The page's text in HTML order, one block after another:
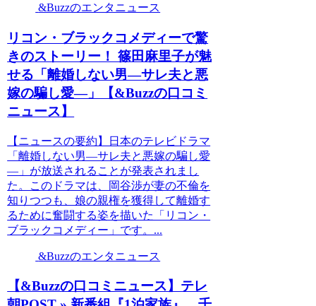
&Buzzのエンタニュース
リコン・ブラックコメディーで驚
きのストーリー！ 篠田麻里子が魅
せる「離婚しない男―サレ夫と悪
嫁の騙し愛―」【&Buzzの口コミ
ニュース】
【ニュースの要約】日本のテレビドラマ
「離婚しない男―サレ夫と悪嫁の騙し愛
―」が放送されることが発表されまし
た。このドラマは、岡谷渉が妻の不倫を
知りつつも、娘の親権を獲得して離婚す
るために奮闘する姿を描いた「リコン・
ブラックコメディー」です。...
&Buzzのエンタニュース
【&Buzzの口コミニュース】テレ